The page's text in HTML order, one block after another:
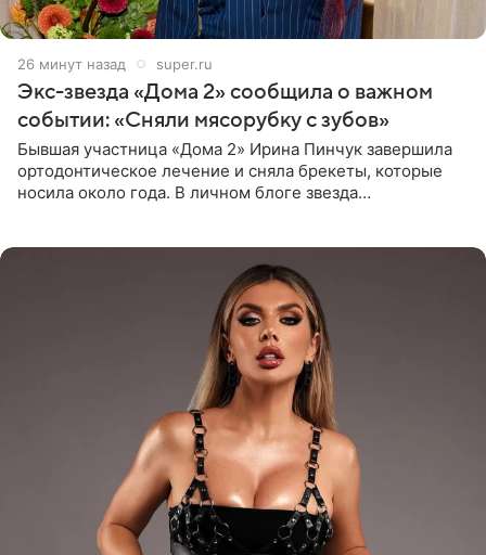
26 минут назад super.ru
Экс-звезда «Дома 2» сообщила о важном
событии: «Сняли мясорубку с зубов»
Бывшая участница «Дома 2» Ирина Пинчук завершила
ортодонтическое лечение и сняла брекеты, которые
носила около года. В личном блоге звезда